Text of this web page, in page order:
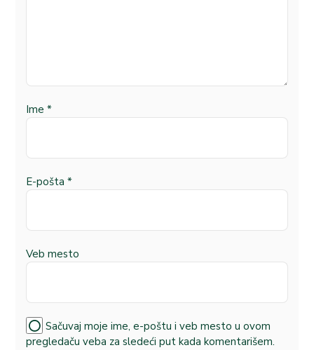
Ime *
E-pošta *
Veb mesto
Sačuvaj moje ime, e-poštu i veb mesto u ovom
pregledaču veba za sledeći put kada komentarišem.